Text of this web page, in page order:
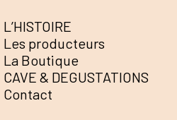
L’HISTOIRE
Les producteurs
La Boutique
CAVE & DEGUSTATIONS
Contact